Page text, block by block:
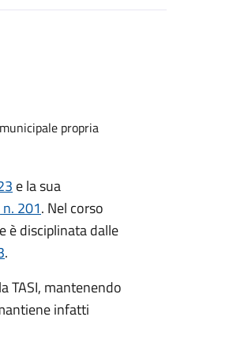
e la sua
201. Nel corso
è disciplinata dalle
.
TASI, mantenendo
infatti